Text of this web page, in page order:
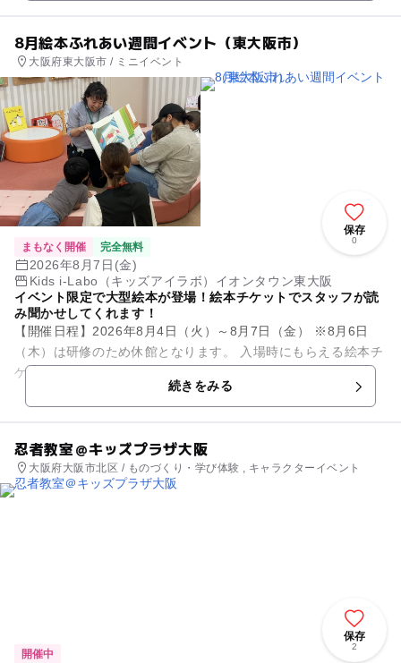
8月絵本ふれあい週間イベント（東大阪市）
大阪府東大阪市 / ミニイベント
保存
0
まもなく開催 完全無料
2026年8月7日(金)
Kids i-Labo（キッズアイラボ）イオンタウン東大阪
イベント限定で大型絵本が登場！絵本チケットでスタッフが読
み聞かせしてくれます！
【開催日程】2026年8月4日（火）～8月7日（金） ※8月6日
（木）は研修のため休館となります。 入場時にもらえる絵本チ
ケットを使うと スタッフが読み聞かせを行います！ 大型絵本
続きをみる
忍者教室＠キッズプラザ大阪
大阪府大阪市北区 / ものづくり・学び体験 , キャラクターイベント
保存
2
開催中